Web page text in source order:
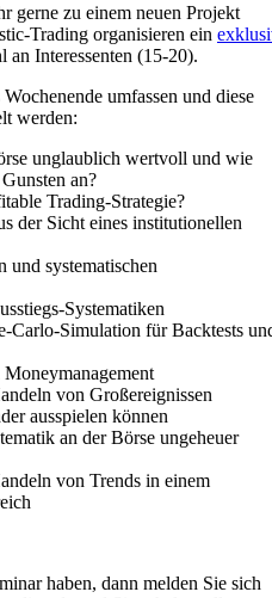
gerne zu einem neuen Projekt
Trading organisieren ein
Interessenten (15-20).
umfassen und diese
werden:
unglaublich wertvoll und wie
an?
Trading-Strategie?
der Sicht eines institutionellen
und systematischen
Systematiken
Carlo-Simulation für Backtests
von Großereignissen
ausspielen können
an der Börse ungeheuer
von Trends in einem
haben, dann melden Sie sich